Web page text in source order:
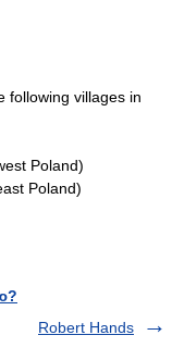
following villages in
Poland)
Poland)
Robert Hands